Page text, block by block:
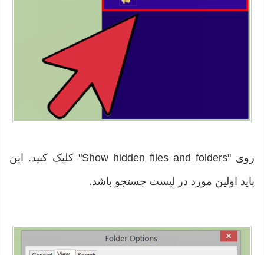
روی "Show hidden files and folders" کلیک کنید. این
باید اولین مورد در لیست جستجو باشد.